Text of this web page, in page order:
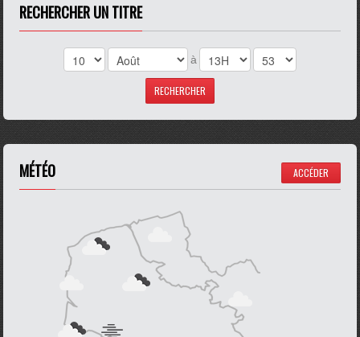
RECHERCHER UN TITRE
à
MÉTÉO ACCÉDER